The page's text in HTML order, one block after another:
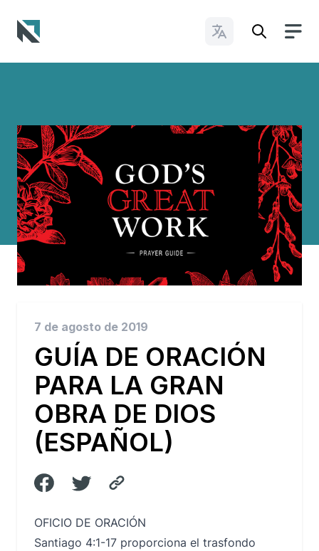
Cambiar idioma
7 de agosto de 2019
GUÍA DE ORACIÓN
PARA LA GRAN
OBRA DE DIOS
(ESPAÑOL)
OFICIO DE ORACIÓN
Santiago 4:1-17 proporciona el trasfondo